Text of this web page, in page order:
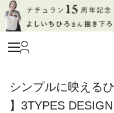
シンプルに映える
】3TYPES